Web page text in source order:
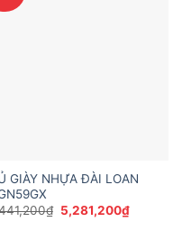
GIÀY NHỰA ĐÀI LOAN
₫ Giá
gốc
5,281,200₫Giá
hiện